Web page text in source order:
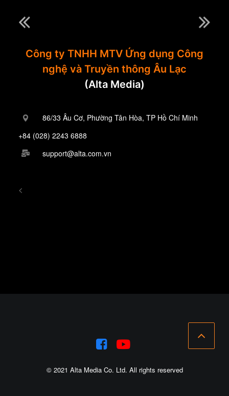
Công ty TNHH MTV Ứng dụng Công
nghệ và Truyền thông Âu Lạc
(Alta Media)
86/33 Âu Cơ, Phường Tân Hòa, TP Hồ Chí Minh
+84 (028) 2243 6888
support@alta.com.vn
<
© 2021 Alta Media Co. Ltd. All rights reserved